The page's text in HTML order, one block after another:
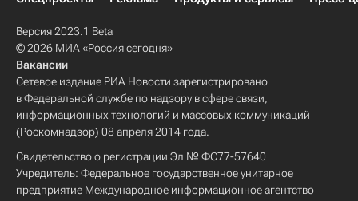
Версия 2023.1 Beta
© 2026 МИА «Россия сегодня»
Вакансии
Сетевое издание РИА Новости зарегистрировано
в Федеральной службе по надзору в сфере связи,
информационных технологий и массовых коммуникаций
(Роскомнадзор) 08 апреля 2014 года.
Свидетельство о регистрации Эл № ФС77-57640
Учредитель: Федеральное государственное унитарное
предприятие Международное информационное агентство